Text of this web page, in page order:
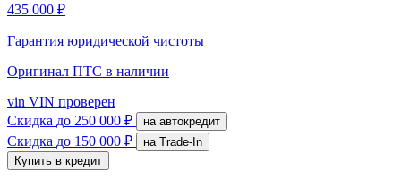
435 000 ₽
Гарантия юридической чистоты
Оригинал ПТС в наличии
vin VIN проверен
Скидка до 250 000 ₽ на автокредит
Скидка до 150 000 ₽
на Trade-In
Купить в кредит